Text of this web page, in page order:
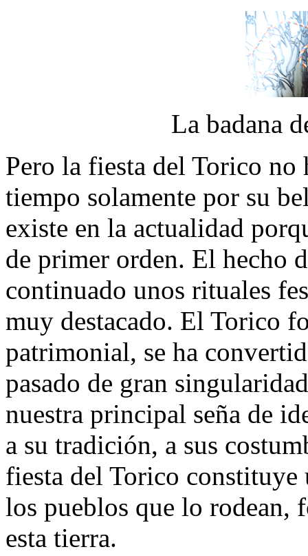
La badana
Pero la fiesta del Torico
tiempo solamente por su
existe en la actualidad
de primer orden. El hecho
continuado unos rituales
muy destacado. El Torico
patrimonial, se ha
pasado de gran
nuestra principal seña de
a su tradición, a sus
fiesta del Torico constituye
los pueblos que lo rodean,
esta tierra.